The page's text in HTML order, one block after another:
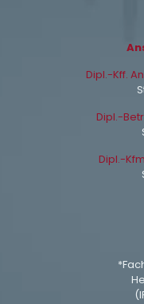
Dipl.-Kff.
Dipl.-
Dipl.-